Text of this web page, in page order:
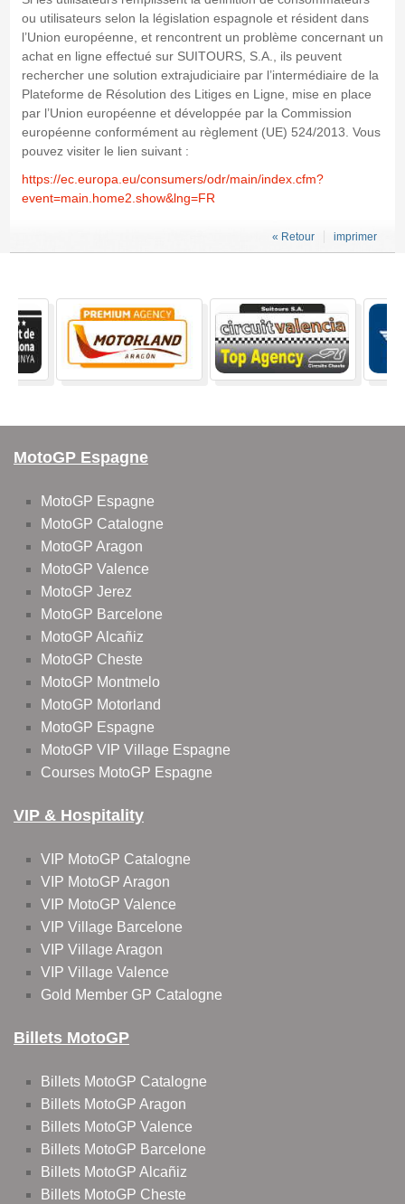
ou utilisateurs selon la législation espagnole et résident dans
l’Union européenne, et rencontrent un problème concernant un
achat en ligne effectué sur SUITOURS, S.A., ils peuvent
rechercher une solution extrajudiciaire par l’intermédiaire de la
Plateforme de Résolution des Litiges en Ligne, mise en place
par l’Union européenne et développée par la Commission
européenne conformément au règlement (UE) 524/2013. Vous
pouvez visiter le lien suivant :
https://ec.europa.eu/consumers/odr/main/index.cfm?
event=main.home2.show&lng=FR
imprimer
« Retour
MotoGP Espagne
MotoGP Espagne
MotoGP Catalogne
MotoGP Aragon
MotoGP Valence
MotoGP Jerez
MotoGP Barcelone
MotoGP Alcañiz
MotoGP Cheste
MotoGP Montmelo
MotoGP Motorland
MotoGP Espagne
MotoGP VIP Village Espagne
Courses MotoGP Espagne
VIP & Hospitality
VIP MotoGP Catalogne
VIP MotoGP Aragon
VIP MotoGP Valence
VIP Village Barcelone
VIP Village Aragon
VIP Village Valence
Gold Member GP Catalogne
Billets MotoGP
Billets MotoGP Catalogne
Billets MotoGP Aragon
Billets MotoGP Valence
Billets MotoGP Barcelone
Billets MotoGP Alcañiz
Billets MotoGP Cheste